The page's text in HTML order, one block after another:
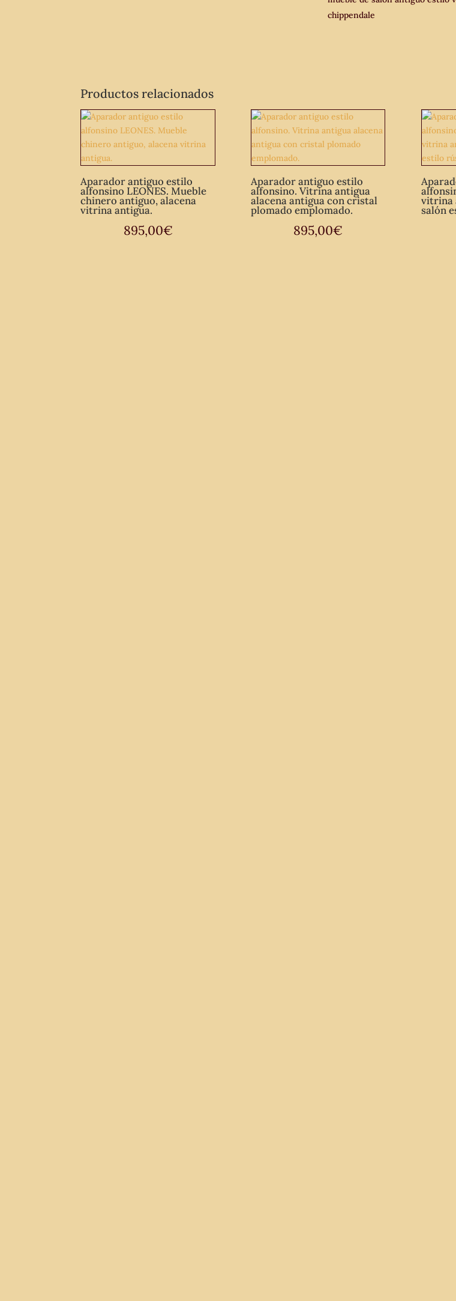
chippendale
Productos relacionados
Aparador antiguo estilo
alfonsino LEONES. Mueble
chinero antiguo, alacena
vitrina antigua.
895,00€
Aparador antiguo estilo
alfonsino. Vitrina antigua
alacena antigua con cristal
plomado emplomado.
895,00€
vitrina
salón